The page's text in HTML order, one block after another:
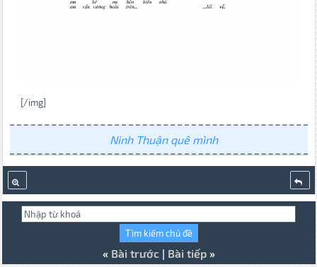
[/img]
Ninh Thuận quê mình
« Bài trước| Bài tiếp»